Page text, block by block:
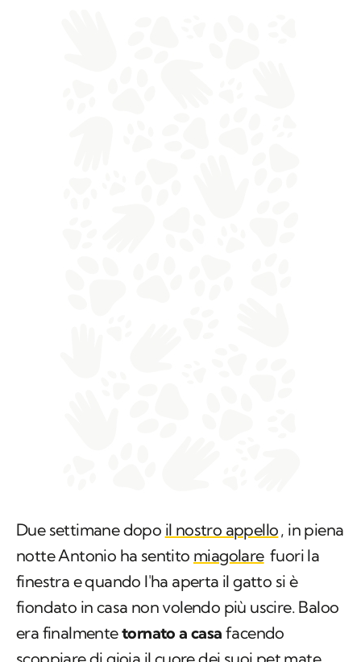
Due settimane dopo il nostro appello, in piena
notte Antonio ha sentito miagolare fuori la
finestra e quando l'ha aperta il gatto si è
fiondato in casa non volendo più uscire. Baloo
era finalmentetornato a casa facendo